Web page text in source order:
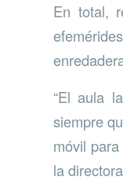
En total,
“El aula
siempre
móvil
la